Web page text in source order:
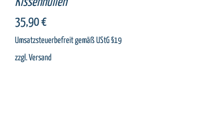
35,90€
Umsatzsteuerbefreit gemäß UStG §19
zzgl.Versand